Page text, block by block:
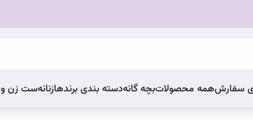
سفارشهمه محصولاتبچه گانهدسته بندی برندهازنانهست زن و